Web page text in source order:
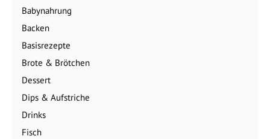
Babynahrung
Backen
Basisrezepte
Brote & Brötchen
Dessert
Dips & Aufstriche
Drinks
Fisch